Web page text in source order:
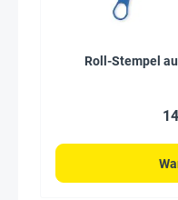
Roll-Stempel